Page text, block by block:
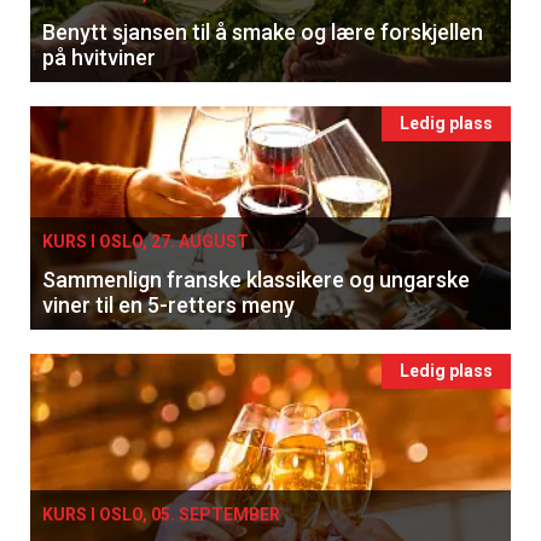
Benytt sjansen til å smake og lære forskjellen
på hvitviner
Ledig plass
KURS I OSLO, 27. AUGUST
Sammenlign franske klassikere og ungarske
viner til en 5-retters meny
Ledig plass
KURS I OSLO, 05. SEPTEMBER